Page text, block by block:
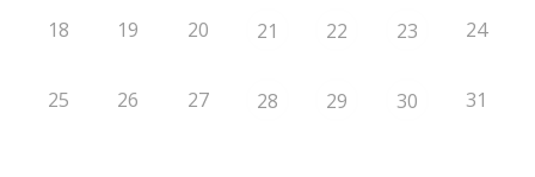
18 19 20 21 22 23 24
25 26 27 28 29 30 31